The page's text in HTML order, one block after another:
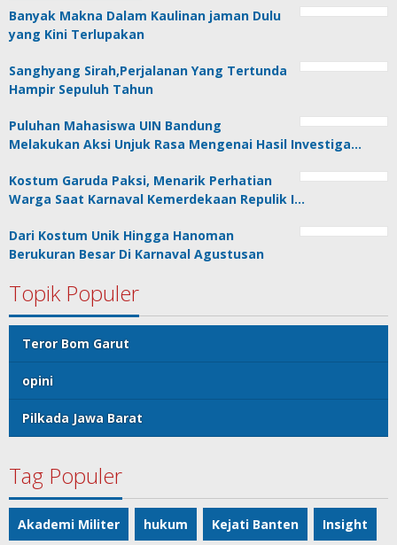
Banyak Makna Dalam Kaulinan jaman Dulu
yang Kini Terlupakan
Sanghyang Sirah,Perjalanan Yang Tertunda
Hampir Sepuluh Tahun
Puluhan Mahasiswa UIN Bandung
Melakukan Aksi Unjuk Rasa Mengenai Hasil Investiga…
Kostum Garuda Paksi, Menarik Perhatian
Warga Saat Karnaval Kemerdekaan Repulik I…
Dari Kostum Unik Hingga Hanoman
Berukuran Besar Di Karnaval Agustusan
Topik Populer
Teror Bom Garut
opini
Pilkada Jawa Barat
Tag Populer
Akademi Militer hukum Kejati Banten Insight